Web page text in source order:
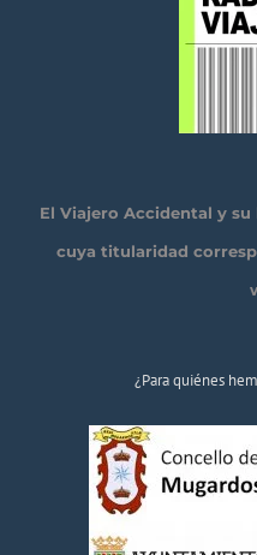
El Viajero Accidental y
cuya titularidad
¿Para quiénes